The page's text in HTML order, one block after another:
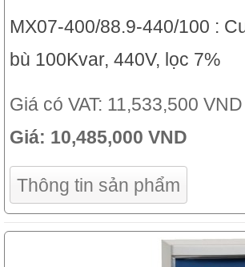
MX07-400/88.9-440/100 :
bù 100Kvar, 440V, lọc 7%
Giá có VAT: 11,533,500 VND
Giá: 10,485,000 VND
Thông tin sản phẩm